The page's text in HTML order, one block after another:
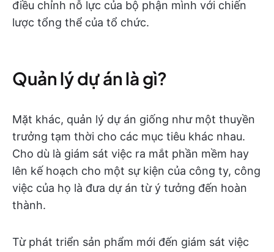
điều chỉnh nỗ lực của bộ phận mình với chiến
lược tổng thể của tổ chức.
Quản lý dự án là gì?
Mặt khác, quản lý dự án giống như một thuyền
trưởng tạm thời cho các mục tiêu khác nhau.
Cho dù là giám sát việc ra mắt phần mềm hay
lên kế hoạch cho một sự kiện của công ty, công
việc của họ là đưa dự án từ ý tưởng đến hoàn
thành.
Từ phát triển sản phẩm mới đến giám sát việc